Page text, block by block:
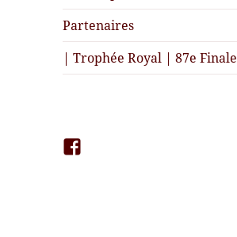
Partenaires
| Trophée Royal | 87e Finale
Facebook